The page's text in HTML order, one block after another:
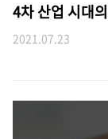
4차 산업 시대
2021.07.23